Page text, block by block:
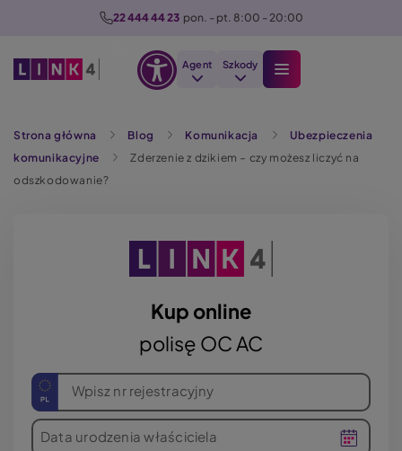
22 444 44 23 pon. - pt. 8:00 - 20:00
Agent Szkody
Strona główna Blog Komunikacja
Ubezpieczenia
komunikacyjne
Zderzenie z dzikiem – czy możesz liczyć na
odszkodowanie?
Kup online
polisę OC AC
Wpisz nr rejestracyjny
Data urodzenia właściciela